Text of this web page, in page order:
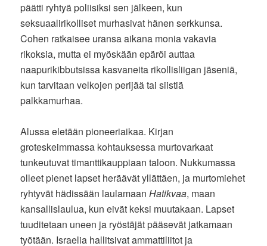
päätti ryhtyä poliisiksi sen jälkeen, kun
seksuaalirikolliset murhasivat hänen serkkunsa.
Cohen ratkaisee uransa aikana monia vakavia
rikoksia, mutta ei myöskään epäröi auttaa
naapurikibbutsissa kasvaneita rikollisliigan jäseniä,
kun tarvitaan velkojen perijää tai siistiä
palkkamurhaa.
Alussa eletään pioneeriaikaa. Kirjan
groteskeimmassa kohtauksessa murtovarkaat
tunkeutuvat timanttikauppiaan taloon. Nukkumassa
olleet pienet lapset heräävät yllättäen, ja murtomiehet
ryhtyvät hädissään laulamaanHatikvaa, maan
kansallislaulua, kun eivät keksi muutakaan. Lapset
tuuditetaan uneen ja ryöstäjät pääsevät jatkamaan
työtään. Israelia hallitsivat ammattiliitot ja